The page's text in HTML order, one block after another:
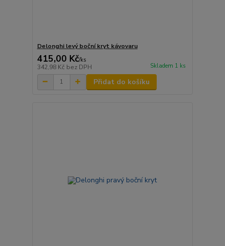
Delonghi levý boční kryt kávovaru
415,00 Kč/ks
342,98 Kč bez DPH Skladem 1 ks
Přidat do košíku